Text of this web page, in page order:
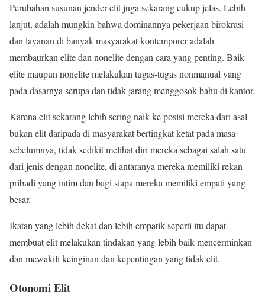
Perubahan susunan jender elit juga sekarang cukup jelas. Lebih
lanjut, adalah mungkin bahwa dominannya pekerjaan birokrasi
dan layanan di banyak masyarakat kontemporer adalah
membaurkan elite dan nonelite dengan cara yang penting. Baik
elite maupun nonelite melakukan tugas-tugas nonmanual yang
pada dasarnya serupa dan tidak jarang menggosok bahu di kantor.
Karena elit sekarang lebih sering naik ke posisi mereka dari asal
bukan elit daripada di masyarakat bertingkat ketat pada masa
sebelumnya, tidak sedikit melihat diri mereka sebagai salah satu
dari jenis dengan nonelite, di antaranya mereka memiliki rekan
pribadi yang intim dan bagi siapa mereka memiliki empati yang
besar.
Ikatan yang lebih dekat dan lebih empatik seperti itu dapat
membuat elit melakukan tindakan yang lebih baik mencerminkan
dan mewakili keinginan dan kepentingan yang tidak elit.
Otonomi Elit